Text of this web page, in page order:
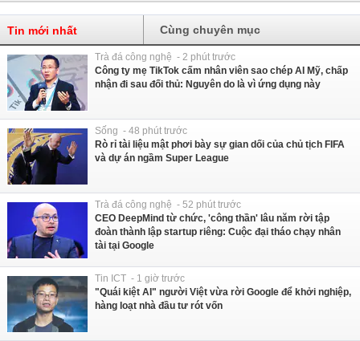
Tin mới nhất Cùng chuyên mục
Trà đá công nghệ - 2 phút trước
Công ty mẹ TikTok cấm nhân viên sao chép AI Mỹ, chấp
nhận đi sau đối thủ: Nguyên do là vì ứng dụng này
Sống - 48 phút trước
Rò rỉ tài liệu mật phơi bày sự gian dối của chủ tịch FIFA
và dự án ngầm Super League
Trà đá công nghệ - 52 phút trước
CEO DeepMind từ chức, 'công thần' lâu năm rời tập
đoàn thành lập startup riêng: Cuộc đại tháo chạy nhân
tài tại Google
Tin ICT - 1 giờ trước
"Quái kiệt AI" người Việt vừa rời Google để khởi nghiệp,
hàng loạt nhà đầu tư rót vốn